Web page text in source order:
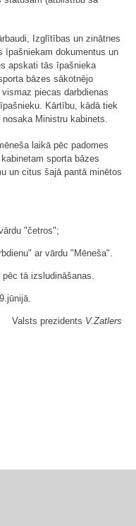
Izglītības un zinātnes
īpašniekam dokumentus un
apskati tās īpašnieka
bāzes sākotnējo
piecas darbdienas
Kārtību, kādā tiek
Ministru kabinets.
laikā pēc padomes
sporta bāzes
un citus šajā pantā minētos
"četros";
ar vārdu "Mēneša".
tā izsludināšanas.
Valsts prezidents V.Zatlers